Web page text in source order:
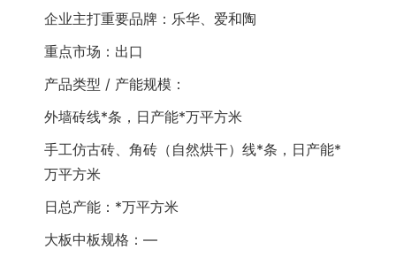
企业主打重要品牌：乐华、爱和陶
重点市场：出口
产品类型 / 产能规模：
外墙砖线*条，日产能*万平方米
手工仿古砖、角砖（自然烘干）线*条，日产能*
万平方米
日总产能：*万平方米
大板中板规格：—